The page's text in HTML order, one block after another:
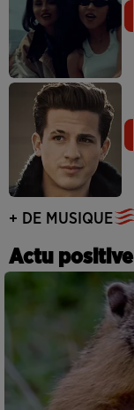
+ DE MUSIQUE
Actu positive